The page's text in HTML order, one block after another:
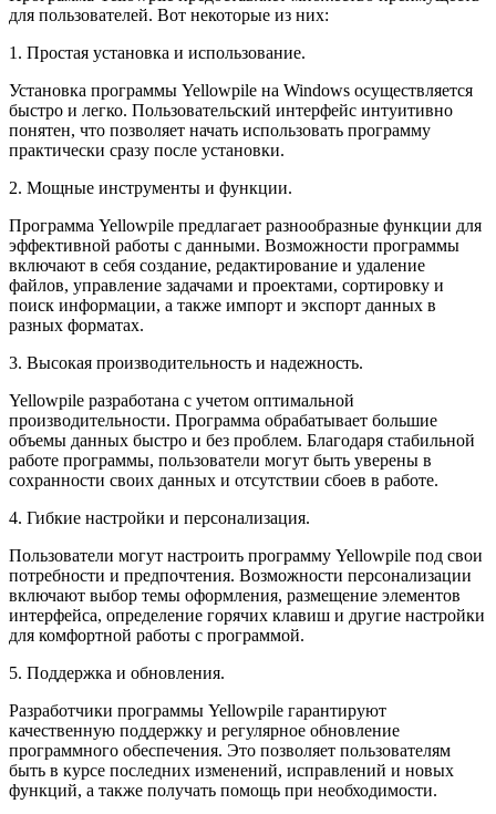
для пользователей. Вот некоторые из них:
1. Простая установка и использование.
Установка программы Yellowpile на Windows осуществляется
быстро и легко. Пользовательский интерфейс интуитивно
понятен, что позволяет начать использовать программу
практически сразу после установки.
2. Мощные инструменты и функции.
Программа Yellowpile предлагает разнообразные функции для
эффективной работы с данными. Возможности программы
включают в себя создание, редактирование и удаление
файлов, управление задачами и проектами, сортировку и
поиск информации, а также импорт и экспорт данных в
разных форматах.
3. Высокая производительность и надежность.
Yellowpile разработана с учетом оптимальной
производительности. Программа обрабатывает большие
объемы данных быстро и без проблем. Благодаря стабильной
работе программы, пользователи могут быть уверены в
сохранности своих данных и отсутствии сбоев в работе.
4. Гибкие настройки и персонализация.
Пользователи могут настроить программу Yellowpile под свои
потребности и предпочтения. Возможности персонализации
включают выбор темы оформления, размещение элементов
интерфейса, определение горячих клавиш и другие настройки
для комфортной работы с программой.
5. Поддержка и обновления.
Разработчики программы Yellowpile гарантируют
качественную поддержку и регулярное обновление
программного обеспечения. Это позволяет пользователям
быть в курсе последних изменений, исправлений и новых
функций, а также получать помощь при необходимости.